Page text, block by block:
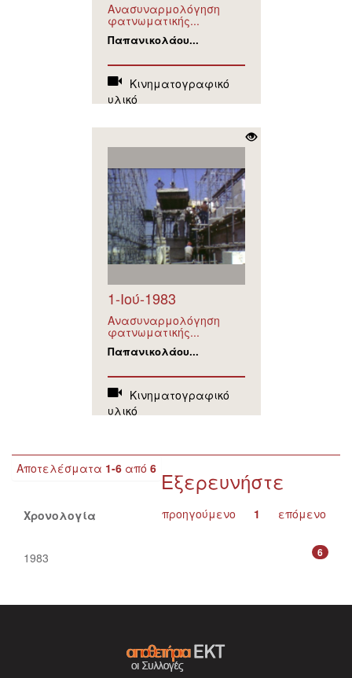
Ανασυναρμολόγηση
φατνωματικής...
Παπανικολάου...
Κινηματογραφικό
υλικό
1-Ιού-1983
Ανασυναρμολόγηση
φατνωματικής...
Παπανικολάου...
Κινηματογραφικό
υλικό
Αποτελέσματα 1-6 από 6
προηγούμενο 1 επόμενο
Εξερευνήστε
Χρονολογία
6
1983